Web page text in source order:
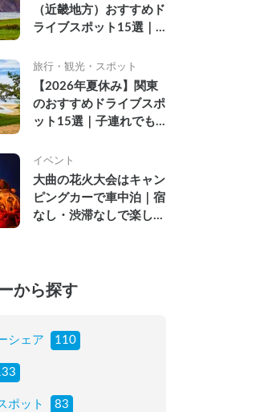
（近畿地方）おすすめド
ライブスポット15選｜
名所を紹介
旅行・観光・スポット
【2026年夏休み】関東
のおすすめドライブスポ
ット15選｜子連れでも
ルメ・温泉を徹底解説
イベント
大曲の花火大会はキャン
ピングカーで車中泊｜宿
なし・渋滞なしで楽しむ
から探す
シェア 110
ポット 83